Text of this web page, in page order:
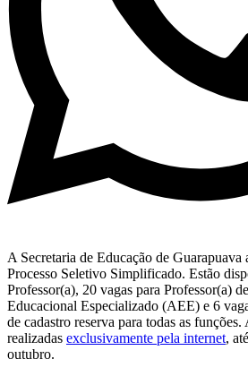
A Secretaria de Educação de
Processo Seletivo Simplificado. Estão
Professor(a), 20 vagas para Professor(a)
Educacional Especializado (AEE) e 6
de cadastro reserva para todas as funções.
realizadas exclusivamente pela internet,
outubro.